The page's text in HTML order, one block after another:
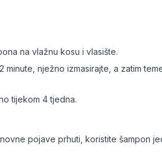
na vlažnu kosu i vlasište.
minute, nježno izmasirajte, a zatim
tijekom 4 tjedna.
pojave prhuti, koristite šampon